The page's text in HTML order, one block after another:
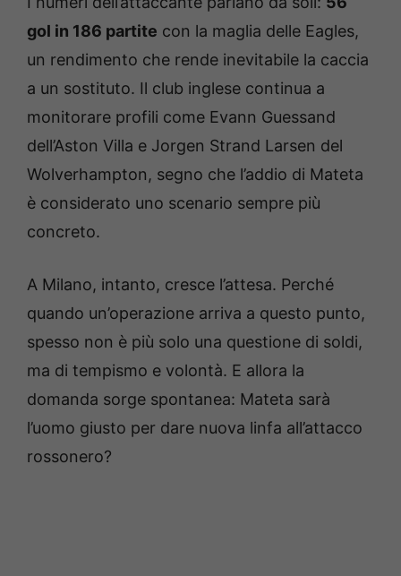
gol in 186 partite con la maglia delle Eagles,
un rendimento che rende inevitabile la caccia
a un sostituto. Il club inglese continua a
monitorare profili come Evann Guessand
dell’Aston Villa e Jorgen Strand Larsen del
Wolverhampton, segno che l’addio di Mateta
è considerato uno scenario sempre più
concreto.
A Milano, intanto, cresce l’attesa. Perché
quando un’operazione arriva a questo punto,
spesso non è più solo una questione di soldi,
ma di tempismo e volontà. E allora la
domanda sorge spontanea: Mateta sarà
l’uomo giusto per dare nuova linfa all’attacco
rossonero?